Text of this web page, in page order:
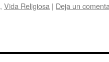
, Vida Religiosa | Deja un